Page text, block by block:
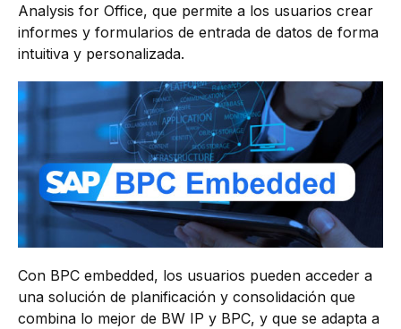
Analysis for Office, que permite a los usuarios crear
informes y formularios de entrada de datos de forma
intuitiva y personalizada.
Con BPC embedded, los usuarios pueden acceder a
una solución de planificación y consolidación que
combina lo mejor de BW IP y BPC, y que se adapta a